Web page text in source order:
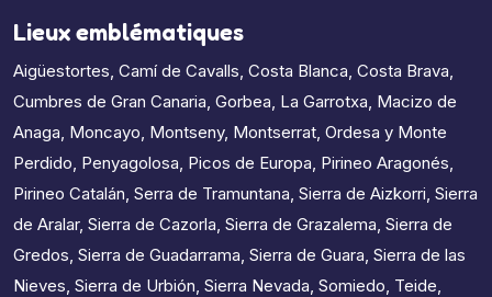
Lieux emblématiques
Aigüestortes, Camí de Cavalls, Costa Blanca, Costa Brava,
Cumbres de Gran Canaria, Gorbea, La Garrotxa, Macizo de
Anaga, Moncayo, Montseny, Montserrat, Ordesa y Monte
Perdido, Penyagolosa, Picos de Europa, Pirineo Aragonés,
Pirineo Catalán, Serra de Tramuntana, Sierra de Aizkorri, Sierra
de Aralar, Sierra de Cazorla, Sierra de Grazalema, Sierra de
Gredos, Sierra de Guadarrama, Sierra de Guara, Sierra de las
Nieves, Sierra de Urbión, Sierra Nevada, Somiedo, Teide,